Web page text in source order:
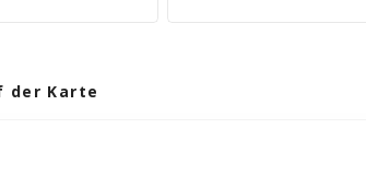
der Karte